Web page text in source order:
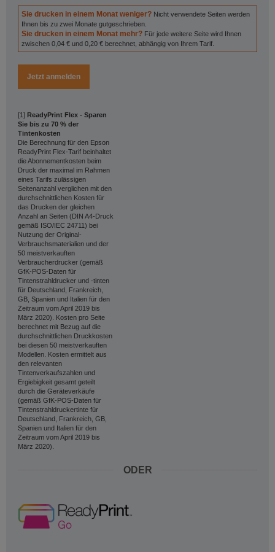
Sie drucken in einem Monat weniger? Nicht verwendete Seiten werden
Ihnen bis zu zwei Monate gutgeschrieben.
Sie drucken in einem Monat mehr? Für jede weitere Seite wird Ihnen
zwischen 0,04 € und 0,20 € berechnet, abhängig von Ihrem Tarif.
Jetzt anmelden
[1] ReadyPrint Flex - Sparen
Sie bis zu 70 % der
Tintenkosten
Die Berechnung für den Epson
ReadyPrint Flex-Tarif beinhaltet
die Abonnementkosten beim
Druck der maximal im Rahmen
eines Tarifs zulässigen
Seitenanzahl verglichen mit den
durchschnittlichen Kosten für
das Drucken der gleichen
Anzahl an Seiten (DIN A4-Druck
gemäß ISO/IEC 24711) bei
Nutzung der Original-
Verbrauchsmaterialien und der
50 meistverkauften
Verbraucherdrucker (gemäß
GfK-POS-Daten für
Tintenstrahldrucker und -tinten
für Deutschland, Frankreich,
GB, Spanien und Italien für den
Zeitraum vom April 2019 bis
März 2020). Kosten pro Seite
berechnet mit Bezug auf die
durchschnittlichen Druckkosten
bei diesen 50 meistverkauften
Modellen. Kosten ermittelt aus
den relevanten
Tintenverkaufszahlen und
Ergiebigkeit gesamt geteilt
durch die Geräteverkäufe
(gemäß GfK-POS-Daten für
Tintenstrahldruckertinte für
Deutschland, Frankreich, GB,
Spanien und Italien für den
Zeitraum vom April 2019 bis
März 2020).
ODER